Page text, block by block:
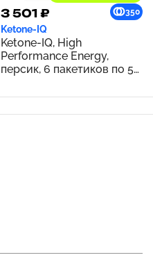
3 501 ₽ 350
Ketone-IQ
Ketone-IQ, High
Performance Energy,
персик, 6 пакетиков по 59